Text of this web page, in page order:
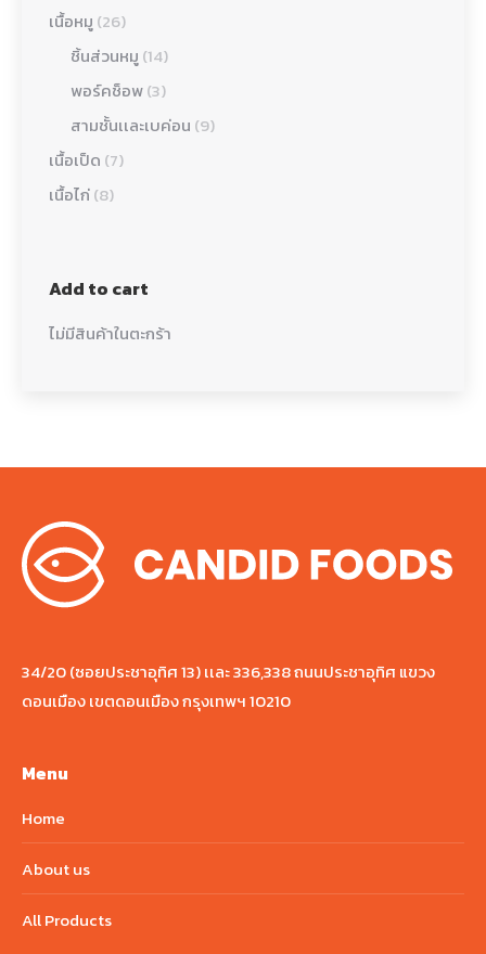
เนื้อหมู (26)
ชิ้นส่วนหมู (14)
พอร์คช็อพ(3)
สามชั้นเเละเบค่อน (9)
เนื้อเป็ด (7)
เนื้อไก่(8)
Add to cart
ไม่มีสินค้าในตะกร้า
34/20 (ซอยประชาอุทิศ 13) เเละ 336,338 ถนนประชาอุทิศ แขวง
ดอนเมือง เขตดอนเมือง กรุงเทพฯ 10210
Menu
Home
About us
All Products